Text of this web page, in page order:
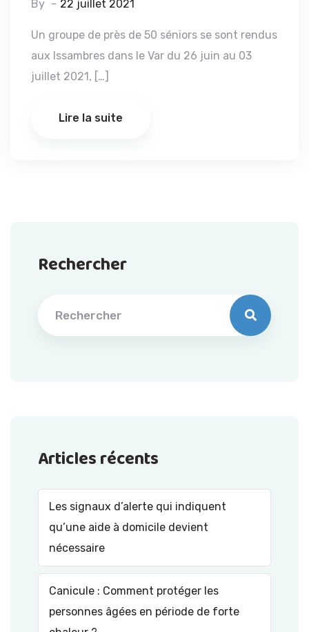
By 22 juillet 2021
Un groupe de près de 50 séniors se sont rendus
aux Issambres dans le Var du 26 juin au 03
juillet 2021, […]
Lire la suite
Rechercher
Articles récents
Les signaux d’alerte qui indiquent
qu’une aide à domicile devient
nécessaire
Canicule : Comment protéger les
personnes âgées en période de forte